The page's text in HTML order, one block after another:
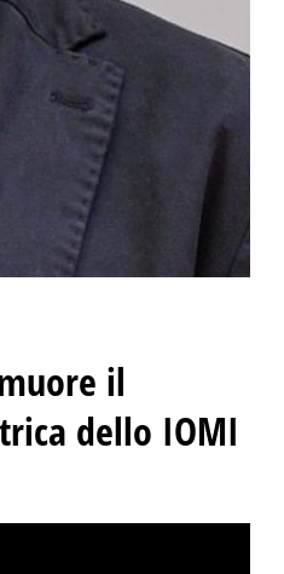
il
dello IOMI